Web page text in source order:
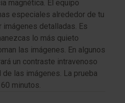
magnética. El equipo
especiales alrededor de tu
imágenes detalladas. Es
lo más quieto
las imágenes. En algunos
un contraste intravenoso
de las imágenes. La prueba
minutos.